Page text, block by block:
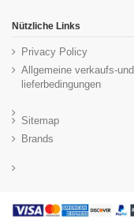
Nützliche Links
Privacy Policy
Allgemeine verkaufs-und
lieferbedingungen
Sitemap
Brands